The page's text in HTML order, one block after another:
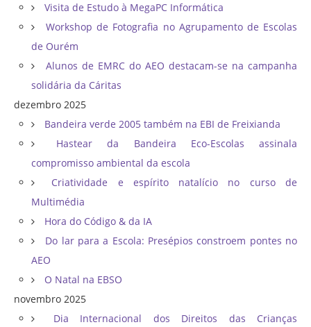
Visita de Estudo à MegaPC Informática
Workshop de Fotografia no Agrupamento de Escolas
de Ourém
Alunos de EMRC do AEO destacam-se na campanha
solidária da Cáritas
dezembro 2025
Bandeira verde 2005 também na EBI de Freixianda
Hastear da Bandeira Eco-Escolas assinala
compromisso ambiental da escola
Criatividade e espírito natalício no curso de
Multimédia
Hora do Código & da IA
Do lar para a Escola: Presépios constroem pontes no
AEO
O Natal na EBSO
novembro 2025
Dia Internacional dos Direitos das Crianças